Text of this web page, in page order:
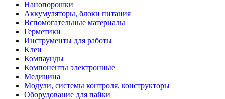
Нанопорошки
Аккумуляторы, блоки питания
Вспомогательные материалы
Герметики
Инструменты для работы
Клеи
Компаунды
Компоненты электронные
Медицина
Модули, системы контроля, конструкторы
Оборудование для пайки